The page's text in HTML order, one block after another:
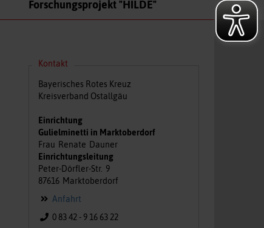
Forschungsprojekt "HILDE"
Kontakt
Bayerisches Rotes Kreuz
Kreisverband Ostallgäu
Einrichtung
Gulielminetti in Marktoberdorf
Frau Renate Dauner
Einrichtungsleitung
Peter-Dörfler-Str. 9
87616 Marktoberdorf
Anfahrt
0 83 42 - 9 16 63 22